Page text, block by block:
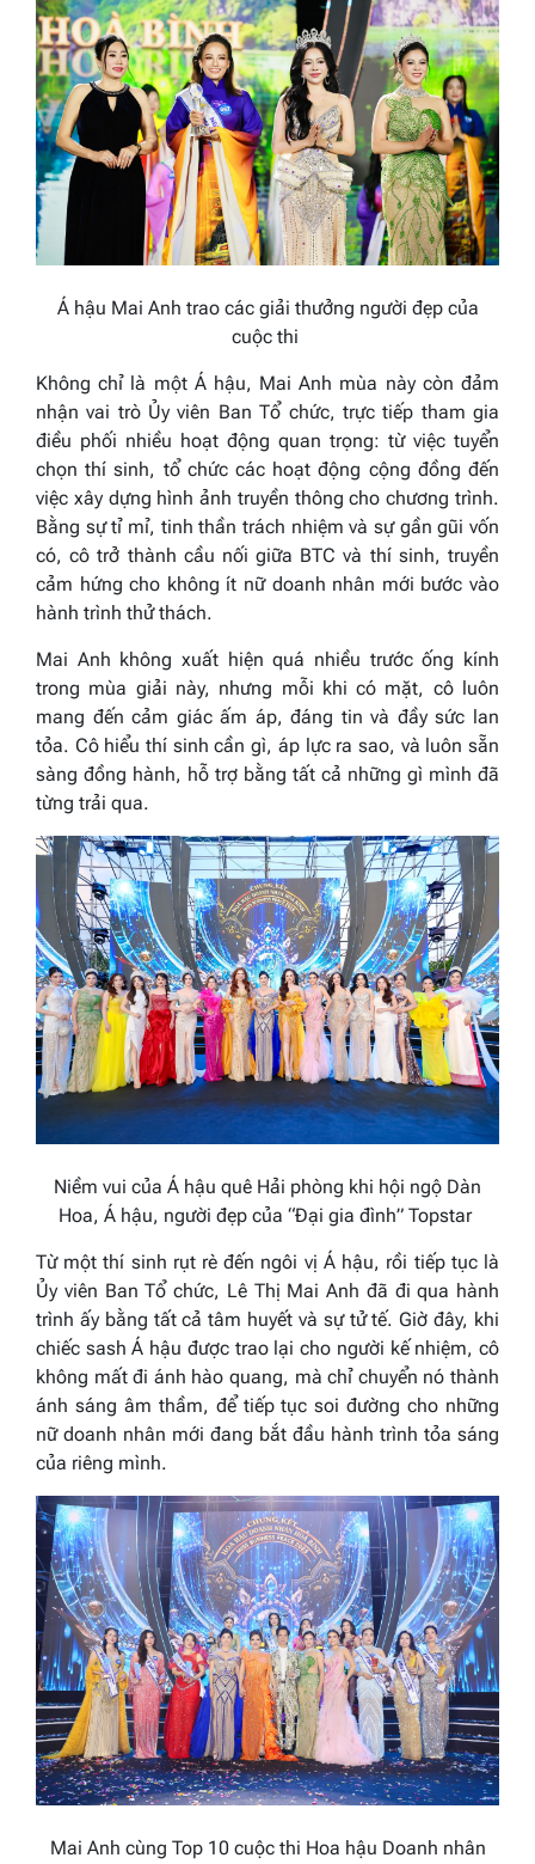
Á hậu Mai Anh trao các giải thưởng người đẹp của
cuộc thi
Không chỉ là một Á hậu, Mai Anh mùa này còn đảm
nhận vai trò Ủy viên Ban Tổ chức, trực tiếp tham gia
điều phối nhiều hoạt động quan trọng: từ việc tuyển
chọn thí sinh, tổ chức các hoạt động cộng đồng đến
việc xây dựng hình ảnh truyền thông cho chương trình.
Bằng sự tỉ mỉ, tinh thần trách nhiệm và sự gần gũi vốn
có, cô trở thành cầu nối giữa BTC và thí sinh, truyền
cảm hứng cho không ít nữ doanh nhân mới bước vào
hành trình thử thách.
Mai Anh không xuất hiện quá nhiều trước ống kính
trong mùa giải này, nhưng mỗi khi có mặt, cô luôn
mang đến cảm giác ấm áp, đáng tin và đầy sức lan
tỏa. Cô hiểu thí sinh cần gì, áp lực ra sao, và luôn sẵn
sàng đồng hành, hỗ trợ bằng tất cả những gì mình đã
từng trải qua.
Niềm vui của Á hậu quê Hải phòng khi hội ngộ Dàn
Hoa, Á hậu, người đẹp của “Đại gia đình” Topstar
Từ một thí sinh rụt rè đến ngôi vị Á hậu, rồi tiếp tục là
Ủy viên Ban Tổ chức, Lê Thị Mai Anh đã đi qua hành
trình ấy bằng tất cả tâm huyết và sự tử tế. Giờ đây, khi
chiếc sash Á hậu được trao lại cho người kế nhiệm, cô
không mất đi ánh hào quang, mà chỉ chuyển nó thành
ánh sáng âm thầm, để tiếp tục soi đường cho những
nữ doanh nhân mới đang bắt đầu hành trình tỏa sáng
của riêng mình.
Mai Anh cùng Top 10 cuộc thi Hoa hậu Doanh nhân